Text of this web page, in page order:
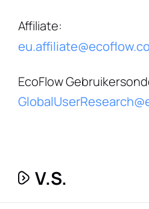
Affiliate:
EcoFlow
V.S.